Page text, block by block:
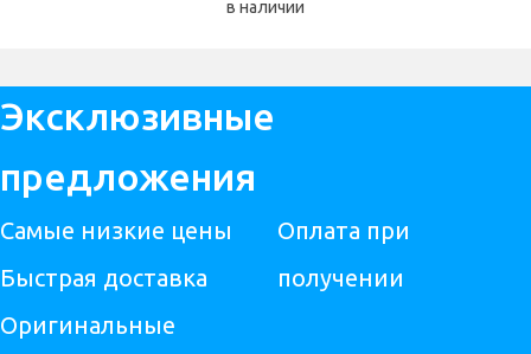
в наличии
Эксклюзивные
предложения
Самые низкие цены
Быстрая доставка
Оригинальные
Оплата при
получении